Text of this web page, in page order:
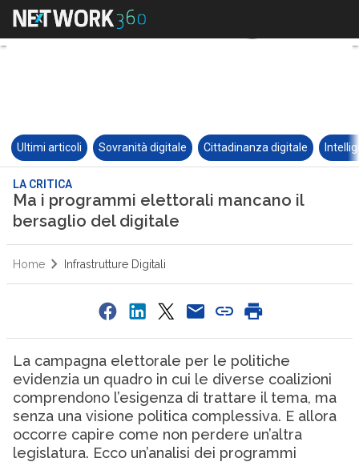
Ultimi articoli Sovranità digitale Cittadinanza digitale
LA CRITICA
Ma i programmi elettorali mancano il
bersaglio del digitale
Home Infrastrutture Digitali
La campagna elettorale per le politiche
evidenzia un quadro in cui le diverse coalizioni
comprendono l’esigenza di trattare il tema, ma
senza una visione politica complessiva. E allora
occorre capire come non perdere un’altra
legislatura. Ecco un’analisi dei programmi